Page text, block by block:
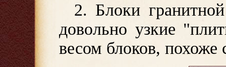
2. Блоки
довольно узкие
весом блоков, похоже